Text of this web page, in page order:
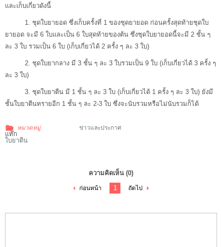
และเก็บเกี่ยวดังนี้
1. ชุดใบยายอด ซึ่งเก็บครั้งที่ 1 ของชุดยายอด ก่อนครั้งสุดท้ายชุดใบ
ยายอด จะมี 6 ใบและเป็น 6 ใบสุดท้ายของต้น ซึ่งชุดใบยายอดนี้จะมี 2 ชั้น ๆ
ละ 3 ใบ รวมเป็น 6 ใบ (เก็บเกี่ยวได้ 2 ครั้ง ๆ ละ 3 ใบ)
2. ชุดใบยากลาง มี 3 ชั้น ๆ ละ 3 ใบรวมเป็น 9 ใบ (เก็บเกี่ยวได้ 3 ครั้ง ๆ
ละ 3 ใบ)
3. ชุดใบยาตีน มี 1 ชั้น ๆ ละ 3 ใบ (เก็บเกี่ยวได้ 1 ครั้ง ๆ ละ 3 ใบ) ยังมี
ชั้นใบยาตีนทรายอีก 1 ชั้น ๆ ละ 2-3 ใบ ซึ่งจะนับรวมหรือไม่นับรวมก็ได้
หมวดหมู่ ข่าวและประกาศ
แท๊ก
ใบยาตีน
ความคิดเห็น (0)
ก่อนหน้า 1 ถัดไป